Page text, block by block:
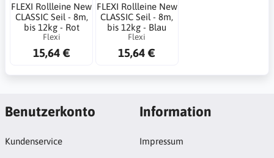
FLEXI Rollleine New
CLASSIC Seil - 8m,
bis 12kg - Rot
Flexi
15,64 €
FLEXI Rollleine New
CLASSIC Seil - 8m,
bis 12kg - Blau
Flexi
15,64 €
Benutzerkonto
Kundenservice
Information
Impressum